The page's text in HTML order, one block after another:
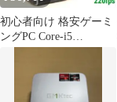
初心者向け 格安ゲーミ
ングPC Core-i5